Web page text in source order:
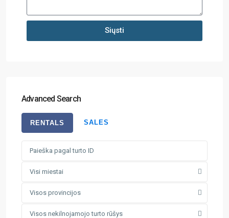
Siųsti
Advanced Search
RENTALS SALES
Visi miestai
Visos provincijos
Visos nekilnojamojo turto rūšys